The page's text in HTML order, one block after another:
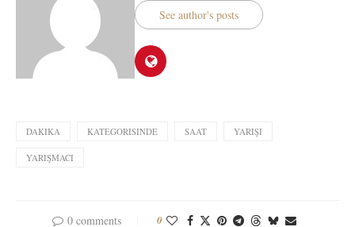
See author's posts
DAKIKA KATEGORISINDE SAAT YARIŞI
YARIŞMACI
0 comments 0